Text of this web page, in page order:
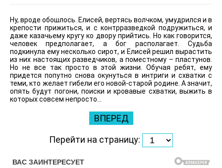
Ну, вроде обошлось. Елисей, вертясь волчком, умудрился и в
крепости прижиться, и с контрразведкой подружиться, и
даже казачьему кругу ко двору прийтись. Но как говорится,
человек предполагает, а бог располагает. Судьба
подкинула ему несколько сирот, и Елисей решил вырастить
из них настоящих разведчиков, а поместному – пластунов.
Но не все так просто в этой жизни. Обучая ребят, ему
придется попутно снова окунуться в интриги и схватки с
теми, кто желает гибели его новой-старой родине. А значит,
опять будут погони, поиски и кровавые схватки, выжить в
которых совсем непросто…
ВПЕРЕД
Перейти на страницу: